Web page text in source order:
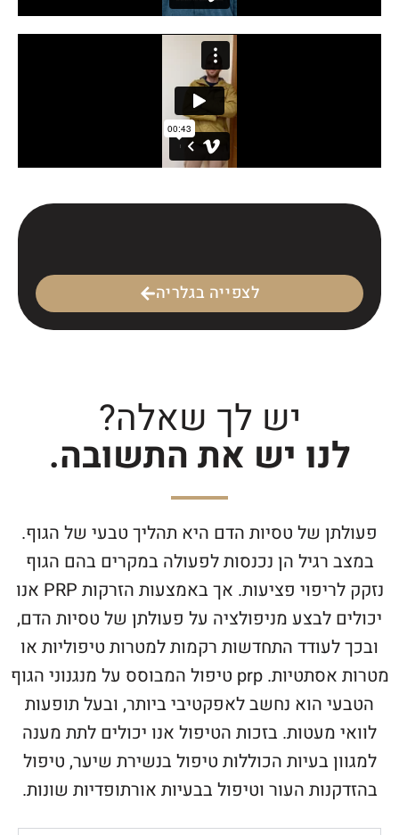
לצפייה בגלריה
יש לך שאלה?
לנו יש את התשובה.
פעולתן של טסיות הדם היא תהליך טבעי של הגוף.
במצב רגיל הן נכנסות לפעולה במקרים בהם הגוף
נזקק לריפוי פציעות. אך באמצעות הזרקות PRP אנו
יכולים לבצע מניפולציה על פעולתן של טסיות הדם,
ובכך לעודד התחדשות רקמות למטרות טיפוליות או
מטרות אסתטיות. prp טיפול המבוסס על מנגנוני הגוף
הטבעי הוא נחשב לאפקטיבי ביותר, ובעל תופעות
לוואי מעטות. בזכות הטיפול אנו יכולים לתת מענה
למגוון בעיות הכוללות טיפול בנשירת שיער, טיפול
בהזדקנות העור וטיפול בבעיות אורתופדיות שונות.